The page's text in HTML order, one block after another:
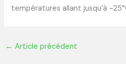
températures allant jusqu’à -
← Article précédent